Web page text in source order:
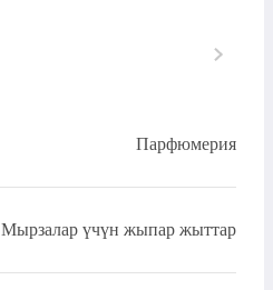
Парфюмерия
Мырзалар үчүн жыпар жыттар